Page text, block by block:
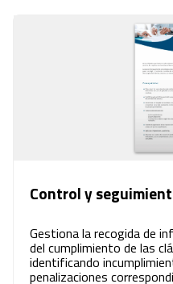
Control y
Gestiona la recogida de
del cumplimiento de las
identificando
penalizaciones